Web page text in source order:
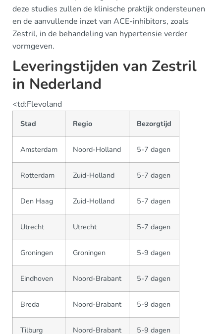
deze studies zullen de klinische praktijk ondersteunen
en de aanvullende inzet van ACE-inhibitors, zoals
Zestril, in de behandeling van hypertensie verder
vormgeven.
Leveringstijden van Zestril
in Nederland
<td:Flevoland
Stad Regio Bezorgtijd
Amsterdam Noord-Holland 5-7 dagen
Rotterdam Zuid-Holland 5-7 dagen
Den Haag Zuid-Holland 5-7 dagen
Utrecht Utrecht 5-7 dagen
Groningen Groningen 5-9 dagen
Eindhoven Noord-Brabant 5-7 dagen
Breda Noord-Brabant 5-9 dagen
Tilburg Noord-Brabant 5-9 dagen